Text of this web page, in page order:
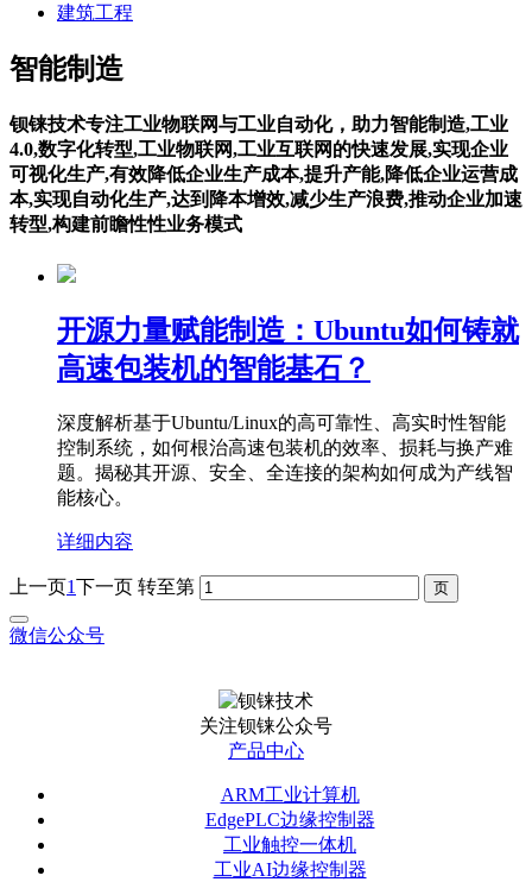
建筑工程
智能制造
钡铼技术专注工业物联网与工业自动化，助力智能制造,工业
4.0,数字化转型,工业物联网,工业互联网的快速发展,实现企业
可视化生产,有效降低企业生产成本,提升产能,降低企业运营成
本,实现自动化生产,达到降本增效,减少生产浪费,推动企业加速
转型,构建前瞻性性业务模式
开源力量赋能制造：Ubuntu如何铸就
高速包装机的智能基石？
深度解析基于Ubuntu/Linux的高可靠性、高实时性智能
控制系统，如何根治高速包装机的效率、损耗与换产难
题。揭秘其开源、安全、全连接的架构如何成为产线智
能核心。
详细内容
上一页1下一页 转至第
微信公众号
关注钡铼公众号
产品中心
ARM工业计算机
EdgePLC边缘控制器
工业触控一体机
工业AI边缘控制器